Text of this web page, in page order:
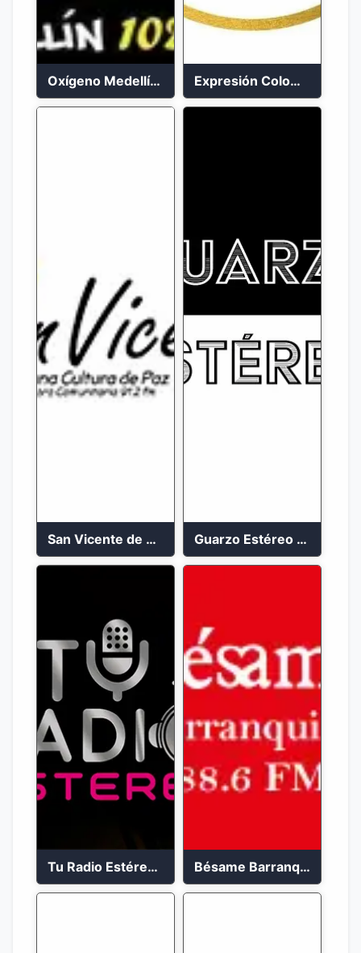
Oxígeno Medellín 90.9 FM en vivo Expresión Colombia Radio en vivo 24/7
San Vicente de Chucuri 91.2 FM Guarzo Estéreo 24/7
Tu Radio Estéreo 24/7 Bésame Barranquilla en vivo 88.6 FM